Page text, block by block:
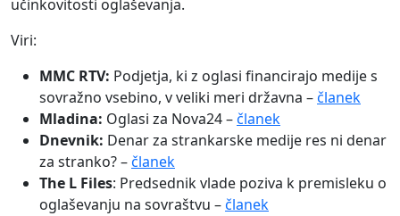
učinkovitosti oglaševanja.
Viri:
MMC RTV: Podjetja, ki z oglasi financirajo medije s
sovražno vsebino, v veliki meri državna –članek
Mladina: Oglasi za Nova24 –članek
Dnevnik: Denar za strankarske medije res ni denar
za stranko? –članek
The L Files: Predsednik vlade poziva k premisleku o
oglaševanju na sovraštvu –članek